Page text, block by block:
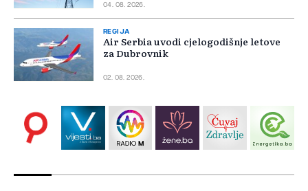
04. 08. 2026.
REGIJA
Air Serbia uvodi cjelogodišnje letove
za Dubrovnik
02. 08. 2026.